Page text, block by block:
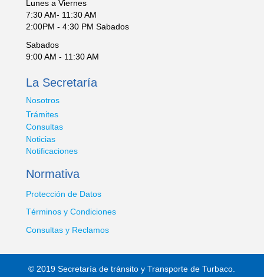
Lunes a Viernes
7:30 AM- 11:30 AM
2:00PM - 4:30 PM Sabados
Sabados
9:00 AM - 11:30 AM
La Secretaría
Nosotros
Trámites
Consultas
Noticias
Notificaciones
Normativa
Protección de Datos
Términos y Condiciones
Consultas y Reclamos
© 2019 Secretaría de tránsito y Transporte de Turbaco.